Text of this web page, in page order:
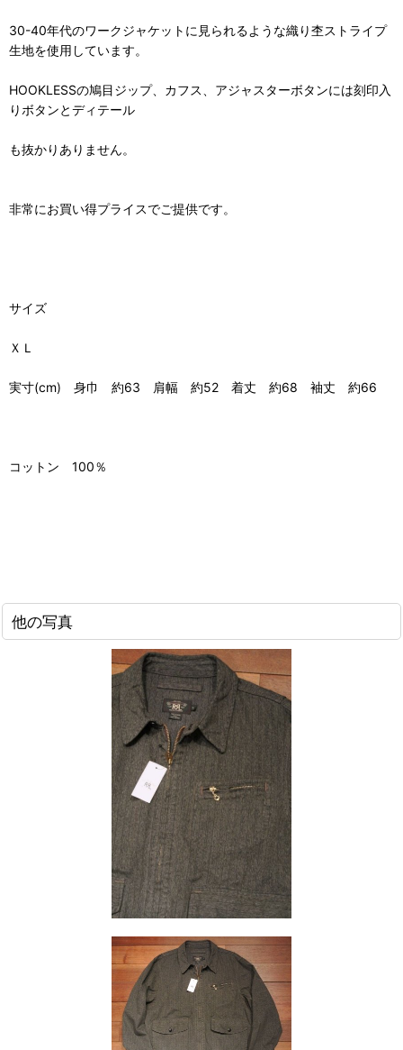
30-40年代のワークジャケットに見られるような織り杢ストライプ
生地を使用しています。
HOOKLESSの鳩目ジップ、カフス、アジャスターボタンには刻印入
りボタンとディテール
も抜かりありません。
非常にお買い得プライスでご提供です。
サイズ
ＸＬ
実寸(cm) 身巾 約63 肩幅 約52 着丈 約68 袖丈 約66
コットン 100％
他の写真